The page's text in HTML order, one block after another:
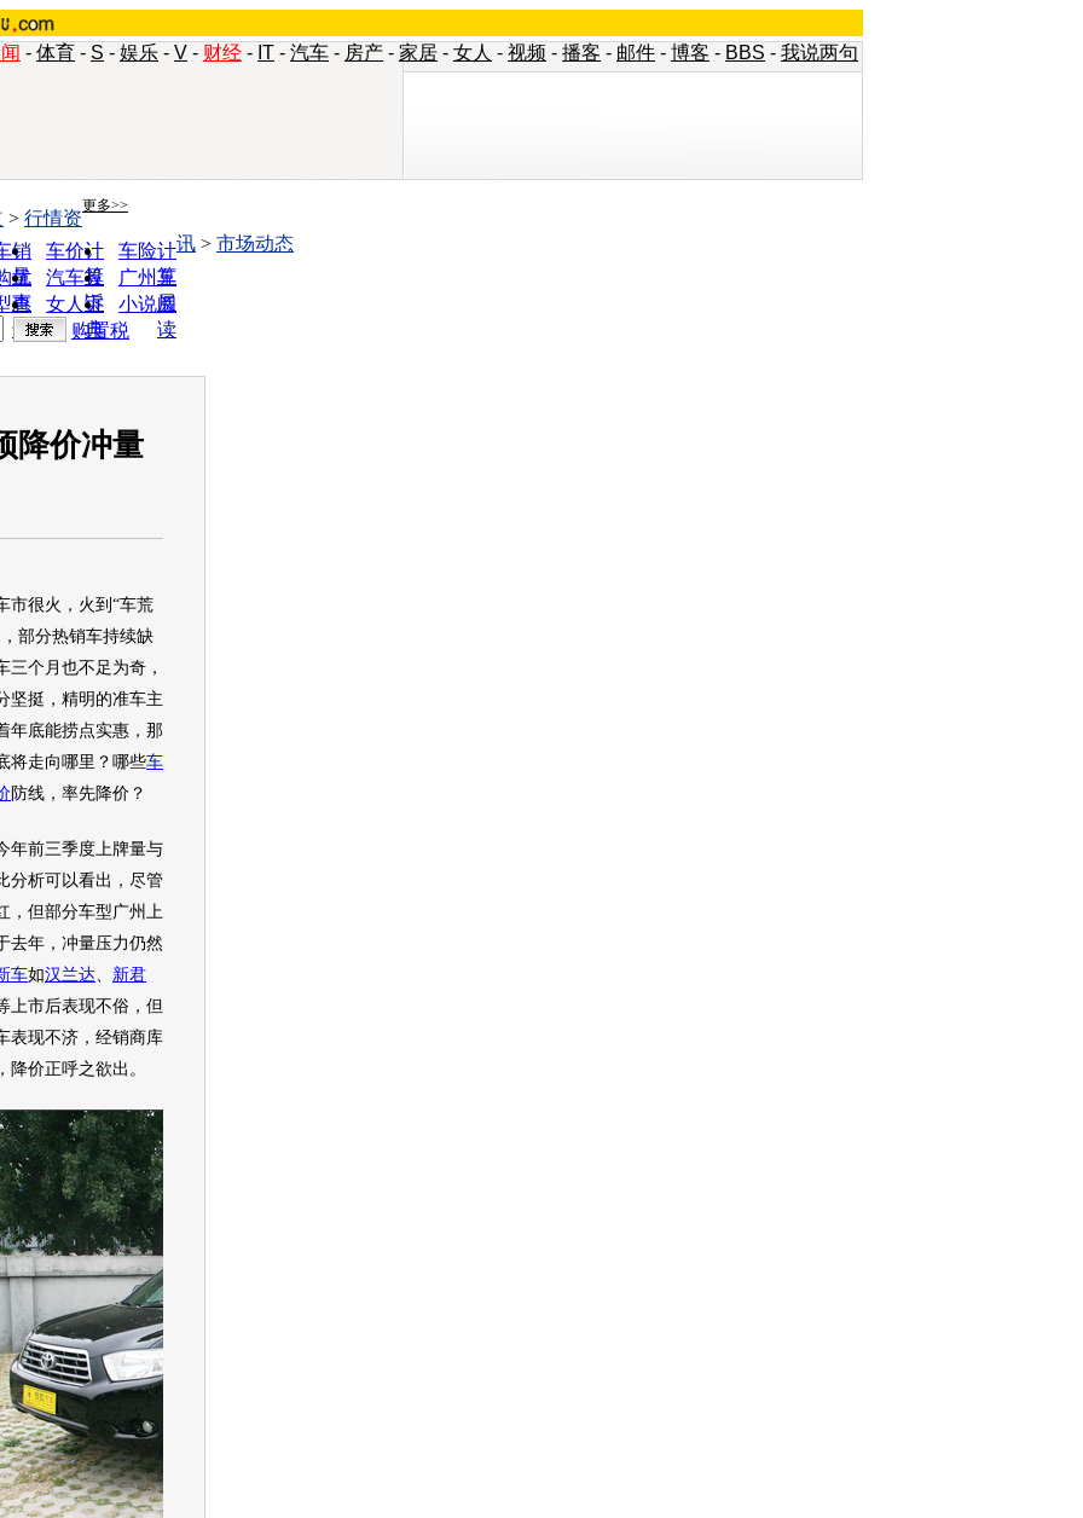
- 体育 - S - 娱乐 - V - 财经 - IT - 汽车 - 房产 - 家居 - 女人 - 视频 - 播客 - 邮件 - 博客 - BBS - 我说两句
更多>>
销
量
车价计
算
车险计
算
优
惠
汽车投
诉
广州车
展
查
询
女人宝
典
小说阅
读
> 行情资
讯 > 市场动态
购置税
降价冲量
很火，火到“车荒
部分热销车持续缺
三个月也不足为奇，
坚挺，精明的准车主
年底能捞点实惠，那
将走向哪里？哪些车
防线，率先降价？
前三季度上牌量与
分析可以看出，尽管
，但部分车型 广州上
去年，冲量压力仍然
车如汉兰达
新君
上市后表现不俗，但
表现不济，经销商库
降价正呼之欲出。